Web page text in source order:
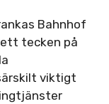
Bahnhof
ett tecken på
viktigt